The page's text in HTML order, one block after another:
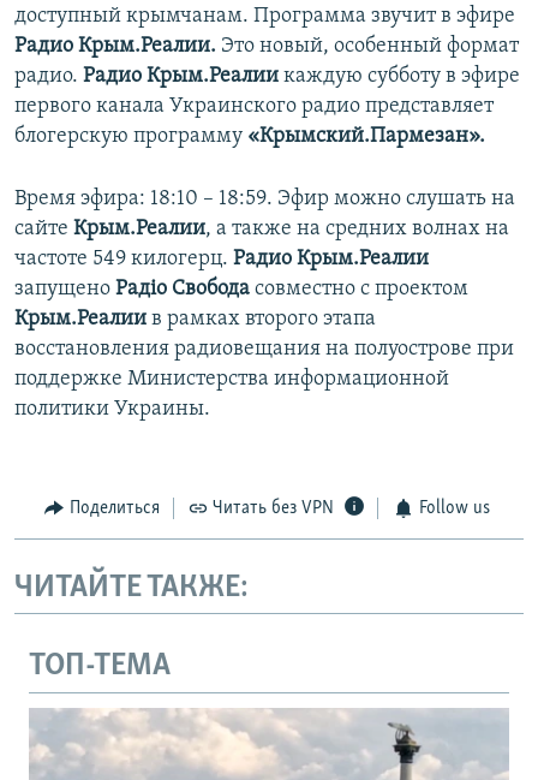
доступный крымчанам. Программа звучит в эфире
Радио Крым.Реалии. Это новый, особенный формат
радио. Радио Крым.Реалии каждую субботу в эфире
первого канала Украинского радио представляет
блогерскую программу «Крымский.Пармезан».
Время эфира: 18:10 – 18:59. Эфир можно слушать на
сайте Крым.Реалии, а также на средних волнах на
частоте 549 килогерц. Радио Крым.Реалии
запущено Радіо Свобода совместно с проектом
Крым.Реалии в рамках второго этапа
восстановления радиовещания на полуострове при
поддержке Министерства информационной
политики Украины.
Поделиться Читать без VPN Follow us
ЧИТАЙТЕ ТАКЖЕ:
ТОП-ТЕМА